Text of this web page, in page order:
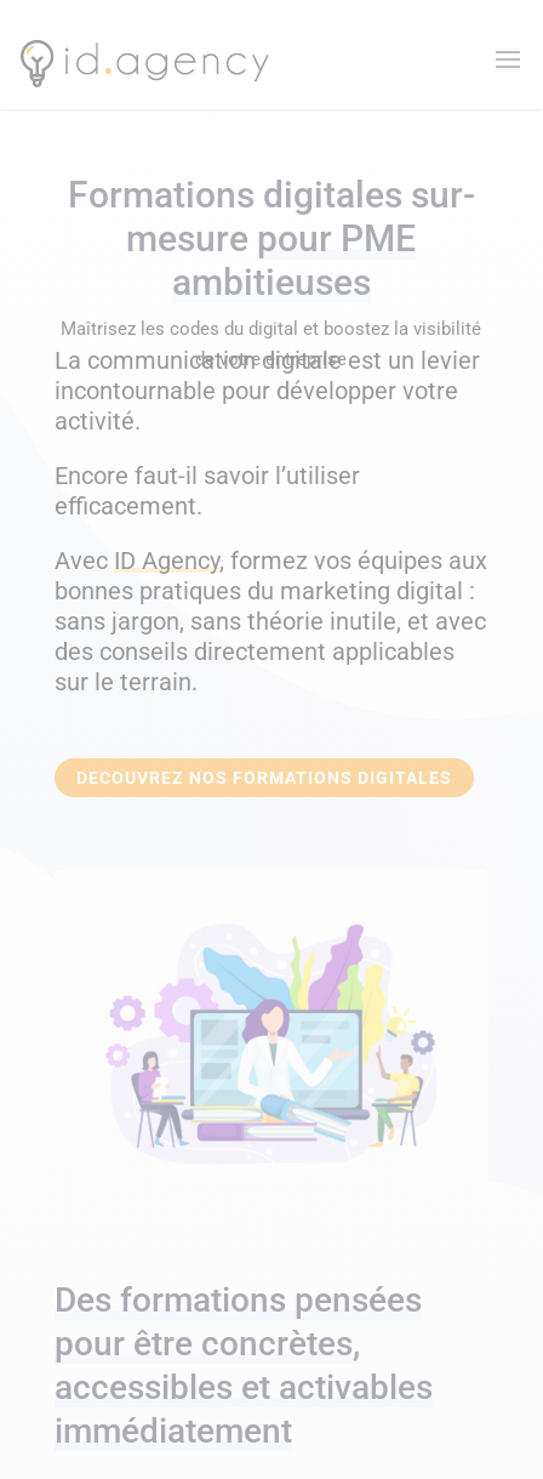
Formations digitales sur-
mesure pour PME
ambitieuses
Maîtrisez les codes du digital et boostez la visibilité
de votre entreprise
La communication digitale est un levier
incontournable pour développer votre
activité.
Encore faut-il savoir l’utiliser
efficacement.
Avec ID Agency, formez vos équipes aux
bonnes pratiques du marketing digital :
sans jargon, sans théorie inutile, et avec
des conseils directement applicables
sur le terrain.
DECOUVREZ NOS FORMATIONS DIGITALES
Des formations pensées
pour être concrètes,
accessibles et activables
immédiatement